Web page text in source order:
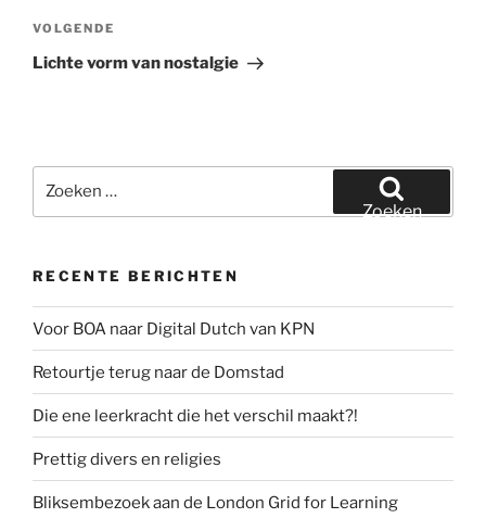
Volgend
bericht
VOLGENDE
Lichte vorm van nostalgie
naar:
Zoeken
RECENTE BERICHTEN
Voor BOA naar Digital Dutch van KPN
Retourtje terug naar de Domstad
Die ene leerkracht die het verschil maakt?!
Prettig divers en religies
Bliksembezoek aan de London Grid for Learning